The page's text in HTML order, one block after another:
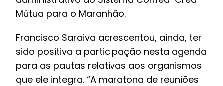
Mútua para o Maranhão.
Francisco Saraiva acrescentou, ainda, ter
sido positiva a participação nesta agenda
para as pautas relativas aos organismos
que ele integra. “A maratona de reuniões